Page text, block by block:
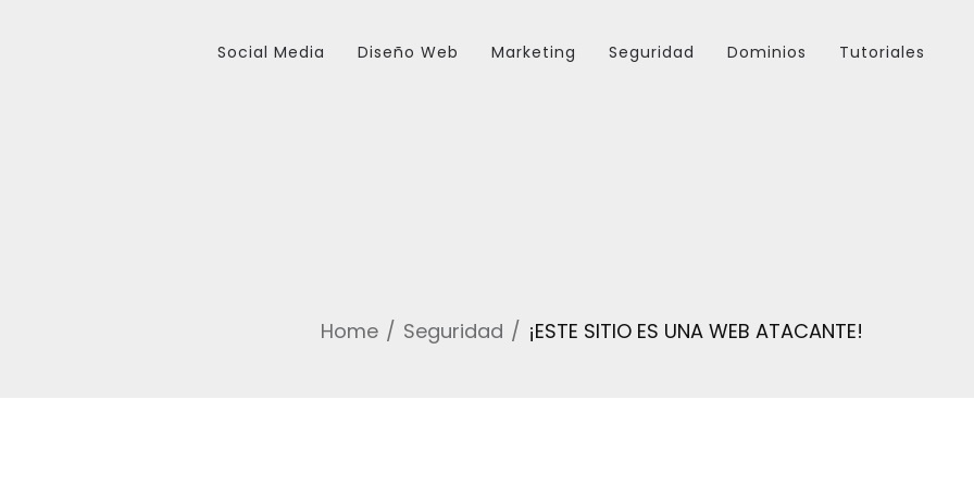
Social Media Diseño Web Marketing Seguridad Dominios Tutoriales
Home Seguridad ¡ESTE SITIO ES UNA WEB ATACANTE!